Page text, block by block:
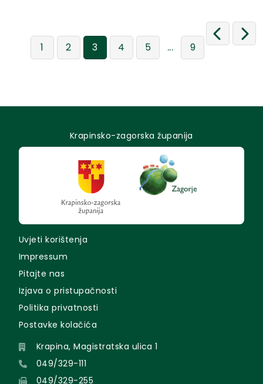
1 2 3 4 5 ... 9
Krapinsko-zagorska županija
Uvjeti korištenja
Impressum
Pitajte nas
Izjava o pristupačnosti
Politika privatnosti
Postavke kolačića
Krapina, Magistratska ulica 1
049/329-111
049/329-255